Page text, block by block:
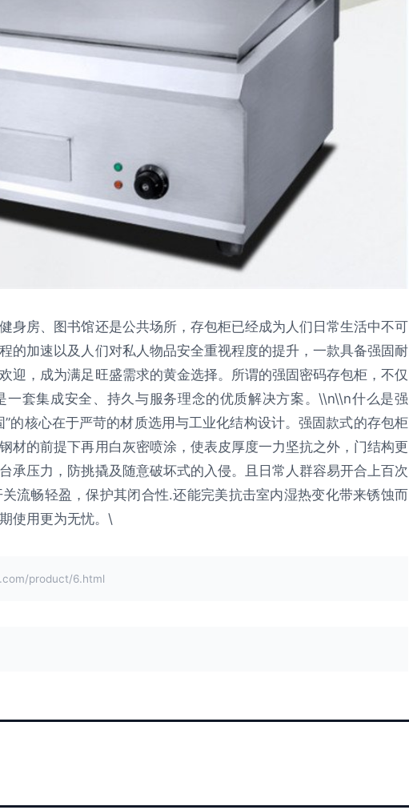
身房、图书馆还是公共场所，存包柜已经成为人们日常生活中不可
的加速以及人们对私人物品安全重视程度的提升，一款具备强固耐
迎，成为满足旺盛需求的黄金选择。所谓的强固密码存包柜，不仅
套集成安全、持久与服务理念的优质解决方案。\\n\\n什么是强
的核心在于严苛的材质选用与工业化结构设计。强固款式的存包柜
材的前提下再用白灰密喷涂，使表皮厚度一力坚抗之外，门结构更
承压力，防挑撬及随意破坏式的入侵。且日常人群容易开合上百次
流畅轻盈，保护其闭合性.还能完美抗击室内湿热变化带来锈蚀而
使用更为无忧。\
product/6.html